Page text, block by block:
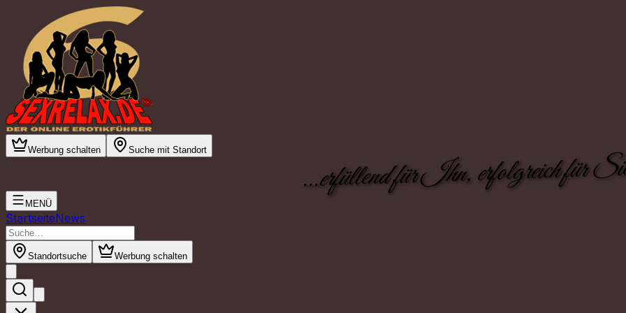
Werbung schalten Suche mit Standort
...erfüllend für Ihn, erfolgreich für
MENÜ
StartseiteNews
Standortsuche Werbung schalten